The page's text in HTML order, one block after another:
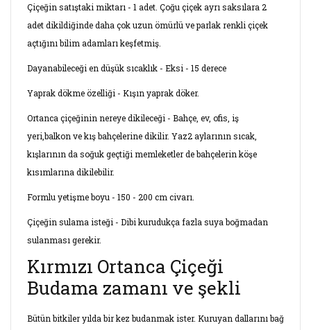
Çiçeğin satıştaki miktarı - 1 adet. Çoğu çiçek ayrı saksılara 2
adet dikildiğinde daha çok uzun ömürlü ve parlak renkli çiçek
açtığını bilim adamları keşfetmiş.
Dayanabileceği en düşük sıcaklık - Eksi - 15 derece
Yaprak dökme özelliği - Kışın yaprak döker.
Ortanca çiçeğinin nereye dikileceği - Bahçe, ev, ofis, iş
yeri,balkon ve kış bahçelerine dikilir. Yaz2 aylarının sıcak,
kışlarının da soğuk geçtiği memleketler de bahçelerin köşe
kısımlarına dikilebilir.
Formlu yetişme boyu - 150 - 200 cm civarı.
Çiçeğin sulama isteği - Dibi kurudukça fazla suya boğmadan
sulanması gerekir.
Kırmızı Ortanca Çiçeği
Budama zamanı ve şekli
Bütün bitkiler yılda bir kez budanmak ister. Kuruyan dallarını bağ